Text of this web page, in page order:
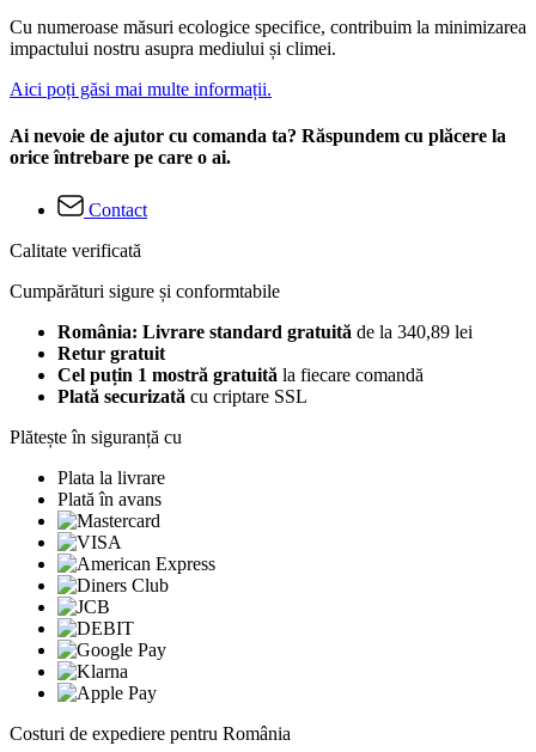
Cu numeroase măsuri ecologice specifice, contribuim la minimizarea
impactului nostru asupra mediului și climei.
Aici poți găsi mai multe informații.
Ai nevoie de ajutor cu comanda ta? Răspundem cu plăcere la
orice întrebare pe care o ai.
Contact
Calitate verificată
Cumpărături sigure și conformtabile
România: Livrare standard gratuită de la 340,89 lei
Retur gratuit
Cel puțin 1 mostră gratuită la fiecare comandă
Plată securizată cu criptare SSL
Plătește în siguranță cu
Plata la livrare
Plată în avans
Costuri de expediere pentru România